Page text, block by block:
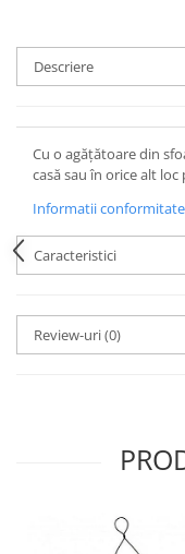
Descriere
Cu o agățătoare din
casă sau în orice alt loc
Informatii
Caracteristici
Review-uri(0)